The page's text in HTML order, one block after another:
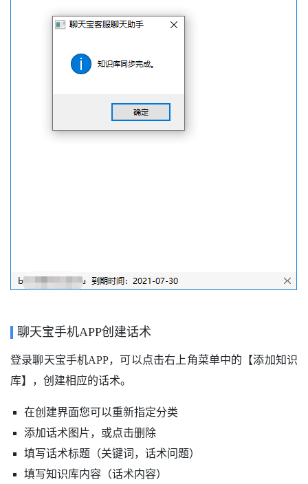
聊天宝手机APP创建话术
登录聊天宝手机APP，可以点击右上角菜单中的【添加知识
库】，创建相应的话术。
在创建界面您可以重新指定分类
添加话术图片，或点击删 除
填写话术标题（关键词，话术问题）
填写知识库内容（话术内容）